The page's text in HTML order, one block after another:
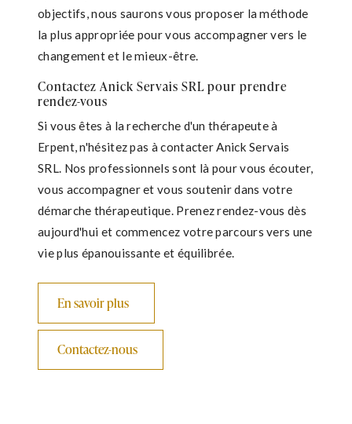
objectifs, nous saurons vous proposer la méthode
la plus appropriée pour vous accompagner vers le
changement et le mieux-être.
Contactez Anick Servais SRL pour prendre
rendez-vous
Si vous êtes à la recherche d'un thérapeute à
Erpent, n'hésitez pas à contacter Anick Servais
SRL. Nos professionnels sont là pour vous écouter,
vous accompagner et vous soutenir dans votre
démarche thérapeutique. Prenez rendez-vous dès
aujourd'hui et commencez votre parcours vers une
vie plus épanouissante et équilibrée.
En savoir plus
Contactez-nous